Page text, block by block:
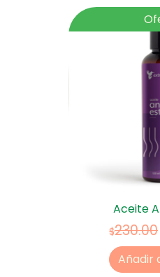
Aceite
$230.00
Añadir